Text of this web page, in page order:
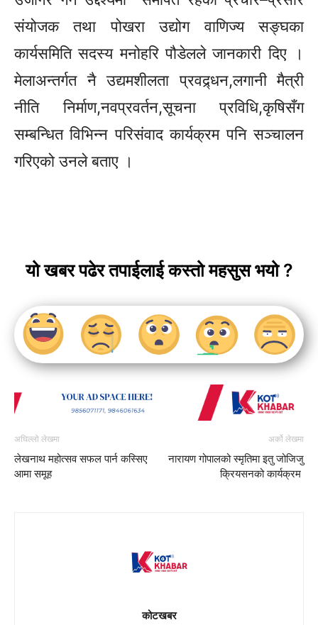
संयोजक तथा पोखरा उद्योग वाणिज्यसङ्घका
कार्यसमिति सदस्य मनोहरि पौडेलले जानकारी दिए ।
मेलाअन्तर्गत नै उद्यमशीलता प्रवद्र्धन,लगानी मैत्री
नीति निर्माण,नवप्रवर्तन,सूचना प्रविधि,कृषिसँग
सम्बन्धित विभिन्न परिसंवाद कार्यक्रम पनिसञ्चालन
गरिएको उनले बताए ।
यो खबर पढेर तपाईलाई कस्तो महसुस भयो ?
अघिल्लो लेखमा
लेखनाथ महोत्सव सफल पार्न कस्सिए
आमा समूह
अर्को लेखमा
नारायण गोपालको स्मृतिमा इतु जोजिजु
क्रियसनको कार्यक्रम
कोटखबर